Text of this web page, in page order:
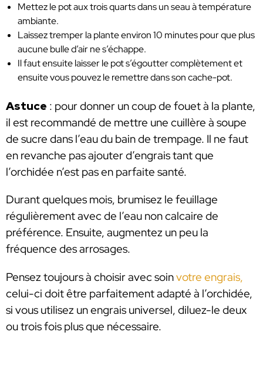
Mettez le pot aux trois quarts dans un seau à température
ambiante.
Laissez tremper la plante environ 10 minutes pour que plus
aucune bulle d’air ne s’échappe.
Il faut ensuite laisser le pot s’égoutter complètement et
ensuite vous pouvez le remettre dans son cache-pot.
Astuce : pour donner un coup de fouet à la plante,
il est recommandé de mettre une cuillère à soupe
de sucre dans l’eau du bain de trempage. Il ne faut
en revanche pas ajouter d’engrais tant que
l’orchidée n’est pas en parfaite santé.
Durant quelques mois, brumisez le feuillage
régulièrement avec de l’eau non calcaire de
préférence. Ensuite, augmentez un peu la
fréquence des arrosages.
Pensez toujours à choisir avec soinvotre engrais,
celui-ci doit être parfaitement adapté à l’orchidée,
si vous utilisez un engrais universel, diluez-le deux
ou trois fois plus que nécessaire.